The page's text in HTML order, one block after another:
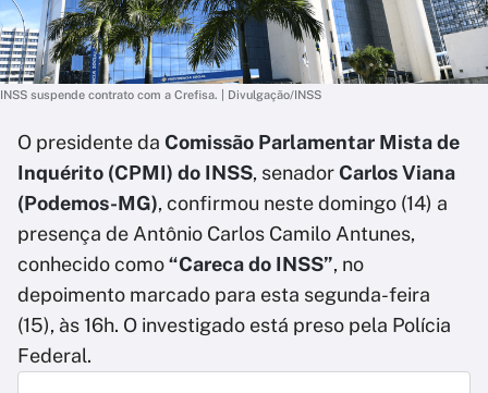
INSS suspende contrato com a Crefisa. | Divulgação/INSS
O presidente da Comissão Parlamentar Mista de
Inquérito (CPMI) do INSS, senadorCarlos Viana
(Podemos-MG), confirmou neste domingo (14) a
presença de Antônio Carlos Camilo Antunes,
conhecido como“Careca do INSS”, no
depoimento marcado para esta segunda-feira
(15), às 16h. O investigado está preso pela Polícia
Federal.